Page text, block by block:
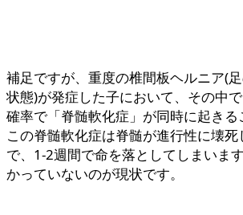
補足ですが、重度の椎間板ヘルニア(
状態)が発症した子において、その中
確率で「脊髄軟化症」が同時に起きる
この脊髄軟化症は脊髄が進行性に壊
で、1-2週間で命を落としてしまいま
かっていないのが現状です。